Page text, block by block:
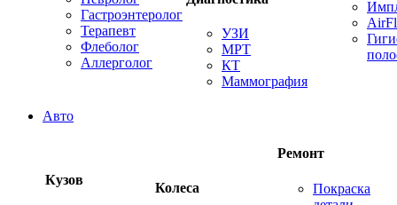
Гастроэнтеролог
Терапевт
Флеболог
Аллерголог
УЗИ
МРТ
КТ
Маммография
Авто
Кузов
Колеса
Ремонт
Покраска